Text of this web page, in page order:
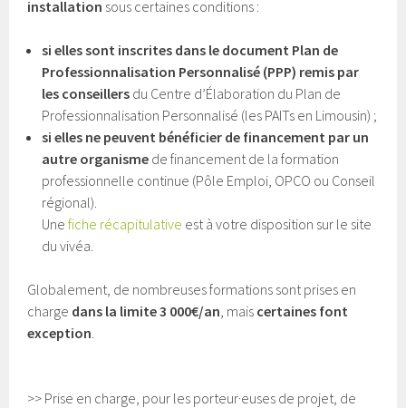
installation sous certaines conditions :
si elles sont inscrites dans le document Plan de
Professionnalisation Personnalisé (PPP) remis par
les conseillers du Centre d’Élaboration du Plan de
Professionnalisation Personnalisé (les PAITs en Limousin) ;
si elles ne peuvent bénéficier de financement par un
autre organisme de financement de la formation
professionnelle continue (Pôle Emploi, OPCO ou Conseil
régional).
Unefiche récapitulative est à votre disposition sur le site
du vivéa.
Globalement, de nombreuses formations sont prises en
charge dans la limite 3 000€/an, mais certaines font
exception.
>> Prise en charge, pour les porteur·euses de projet, de